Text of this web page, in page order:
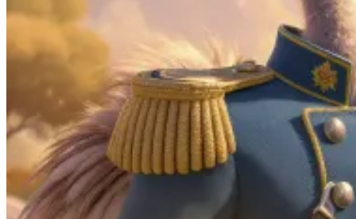
Tout
Créations de sites internet
Projets d'applications iOS & Android
Plateformes métiers personnalisées
Blog
Tout
Actualités & Tendances Tech
Développement Web & Mobile
Automatisation, IA & Outils
Anecdotes & Perles du Web
Cybersécurité
Qui suis-je ?